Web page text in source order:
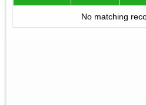
No matching